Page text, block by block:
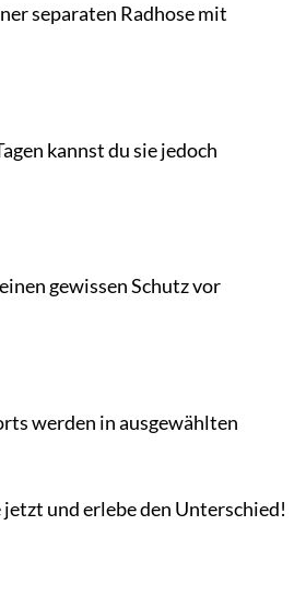
separaten Radhose mit
kannst du sie jedoch
gewissen Schutz vor
werden in ausgewählten
und erlebe den Unterschied!